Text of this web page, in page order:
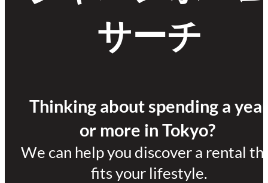
サーチ
Thinking about spending a
or more in Tokyo?
We can help you discover a rental
fits your lifestyle.